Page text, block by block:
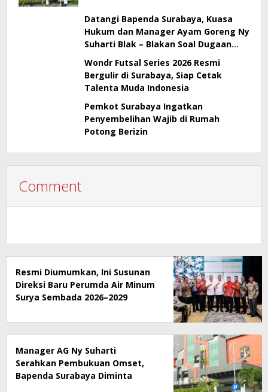
Datangi Bapenda Surabaya, Kuasa
Hukum dan Manager Ayam Goreng Ny
Suharti Blak – Blakan Soal Dugaan
Penyimpangan Pajak
Wondr Futsal Series 2026 Resmi
Bergulir di Surabaya, Siap Cetak
Talenta Muda Indonesia
Pemkot Surabaya Ingatkan
Penyembelihan Wajib di Rumah
Potong Berizin
Comment
Resmi Diumumkan, Ini Susunan
Direksi Baru Perumda Air Minum
Surya Sembada 2026–2029
Manager AG Ny Suharti
Serahkan Pembukuan Omset,
Bapenda Surabaya Diminta